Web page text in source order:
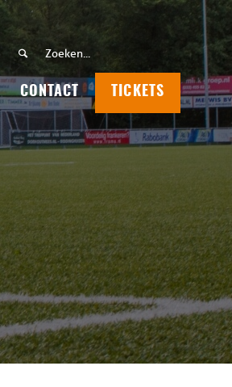
CONTACT TICKETS